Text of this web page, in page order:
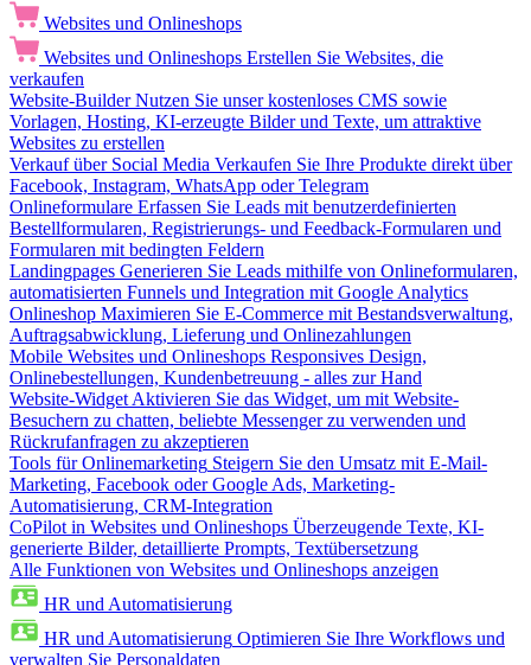
Websites und Onlineshops
Websites und Onlineshops Erstellen Sie Websites, die
verkaufen
Website-Builder Nutzen Sie unser kostenloses CMS sowie
Vorlagen, Hosting, KI-erzeugte Bilder und Texte, um attraktive
Websites zu erstellen
Verkauf über Social Media Verkaufen Sie Ihre Produkte direkt über
Facebook, Instagram, WhatsApp oder Telegram
Onlineformulare Erfassen Sie Leads mit benutzerdefinierten
Bestellformularen, Registrierungs- und Feedback-Formularen und
Formularen mit bedingten Feldern
Landingpages Generieren Sie Leads mithilfe von Onlineformularen,
automatisierten Funnels und Integration mit Google Analytics
Onlineshop Maximieren Sie E-Commerce mit Bestandsverwaltung,
Auftragsabwicklung, Lieferung und Onlinezahlungen
Mobile Websites und Onlineshops Responsives Design,
Onlinebestellungen, Kundenbetreuung - alles zur Hand
Website-Widget Aktivieren Sie das Widget, um mit Website-
Besuchern zu chatten, beliebte Messenger zu verwenden und
Rückrufanfragen zu akzeptieren
Tools für Onlinemarketing Steigern Sie den Umsatz mit E-Mail-
Marketing, Facebook oder Google Ads, Marketing-
Automatisierung, CRM-Integration
CoPilot in Websites und Onlineshops Überzeugende Texte, KI-
generierte Bilder, detaillierte Prompts, Textübersetzung
Alle Funktionen von Websites und Onlineshops anzeigen
HR und Automatisierung
HR und Automatisierung Optimieren Sie Ihre Workflows und
verwalten Sie Personaldaten